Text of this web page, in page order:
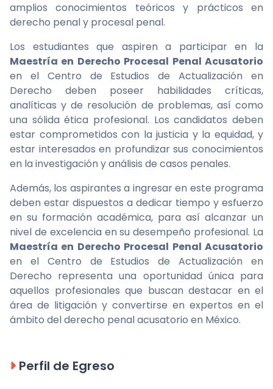
amplios conocimientos teóricos y prácticos en
derecho penal y procesal penal.
Los estudiantes que aspiren a participar en la
Maestría en Derecho Procesal Penal Acusatorio
en el Centro de Estudios de Actualización en
Derecho deben poseer habilidades críticas,
analíticas y de resolución de problemas, así como
una sólida ética profesional. Los candidatos deben
estar comprometidos con la justicia y la equidad, y
estar interesados en profundizar sus conocimientos
en la investigación y análisis de casos penales.
Además, los aspirantes a ingresar en este programa
deben estar dispuestos a dedicar tiempo y esfuerzo
en su formación académica, para así alcanzar un
nivel de excelencia en su desempeño profesional. La
Maestría en Derecho Procesal Penal Acusatorio
en el Centro de Estudios de Actualización en
Derecho representa una oportunidad única para
aquellos profesionales que buscan destacar en el
área de litigación y convertirse en expertos en el
ámbito del derecho penal acusatorio en México.
Perfil de Egreso